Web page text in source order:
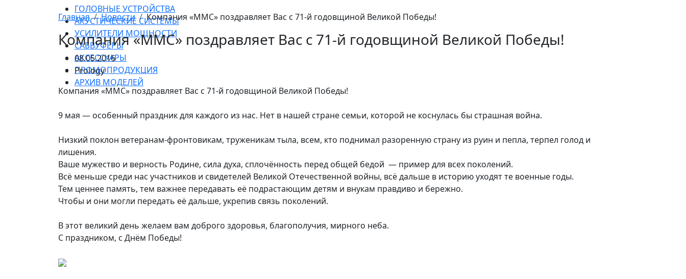
ГОЛОВНЫЕ УСТРОЙСТВА
АКУСТИЧЕСКИЕ СИСТЕМЫ
УСИЛИТЕЛИ МОЩНОСТИ
САБВУФЕРЫ
АКСЕССУАРЫ
ПРОМОПРОДУКЦИЯ
АРХИВ МОДЕЛЕЙ
Главная Новости Компания «ММС» поздравляет Вас с 71-й годовщиной Великой Победы!
Компания «ММС» поздравляет Вас с 71-й годовщиной Великой Победы!
08.05.2016
Prology
Компания «ММС» поздравляет Вас с 71-й годовщиной Великой Победы!
9 мая — особенный праздник для каждого из нас. Нет в нашей стране семьи, которой не коснулась бы страшная война.
Низкий поклон ветеранам-фронтовикам, труженикам тыла, всем, кто поднимал разоренную страну из руин и пепла, терпел голод и
лишения.
Ваше мужество и верность Родине, сила духа, сплочённость перед общей бедой — пример для всех поколений.
Всё меньше среди нас участников и свидетелей Великой Отечественной войны, всё дальше в историю уходят те военные годы.
Тем ценнее память, тем важнее передавать её подрастающим детям и внукам правдиво и бережно.
Чтобы и они могли передать её дальше, укрепив связь поколений.
В этот великий день желаем вам доброго здоровья, благополучия, мирного неба.
С праздником, с Днём Победы!